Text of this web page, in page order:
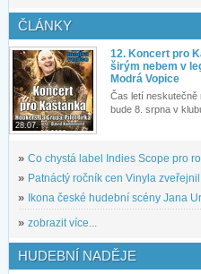
ČLÁNKY
28.07.
12. Koncert pro
širým nebem v
Modrá Vopice
Čas letí neskutečně
bude 8. srpna v
» Co chystá label Indies Scope pro
» Patnáctý ročník cen Vinyla
»
Ikona české hudební scény Jana
» zobrazit více...
HUDEBNÍ NADĚJE